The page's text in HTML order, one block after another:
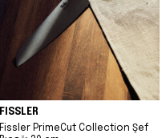
FISSLER
Fissler PrimeCut Collection Şef